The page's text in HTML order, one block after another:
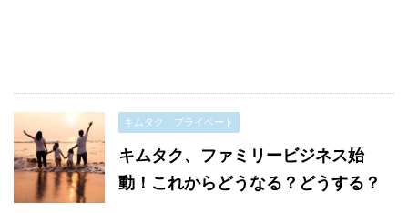
キムタク プライベート
キムタク、ファミリービジネス始
動！これからどうなる？どうする？